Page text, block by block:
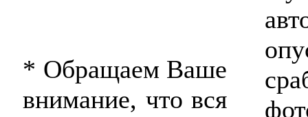
* Обращаем Ваше
внимание, что вся